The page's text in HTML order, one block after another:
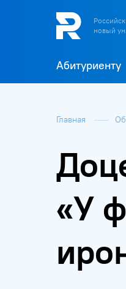
новый
Абитуриенту
Главная
«У